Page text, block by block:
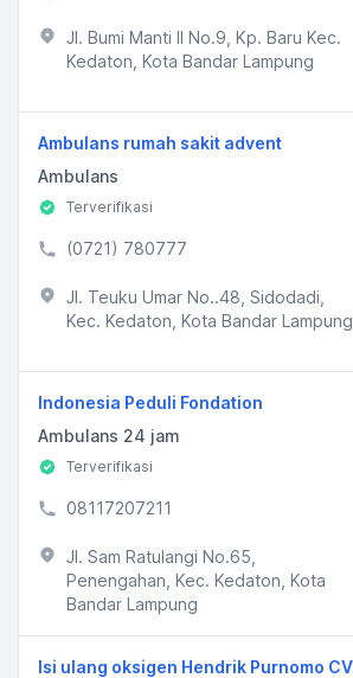
Jl. Bumi Manti II No.9, Kp. Baru Kec.
Kedaton, Kota Bandar Lampung
Ambulans rumah sakit advent
Ambulans
Terverifikasi
(0721) 780777
Jl. Teuku Umar No..48, Sidodadi,
Kec. Kedaton, Kota Bandar Lampung
Indonesia Peduli Fondation
Ambulans 24 jam
Terverifikasi
08117207211
Jl. Sam Ratulangi No.65,
Penengahan, Kec. Kedaton, Kota
Bandar Lampung